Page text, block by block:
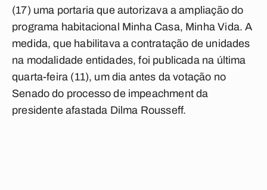
(17) uma portaria que autorizava a ampliação do
programa habitacional Minha Casa, Minha Vida. A
medida, que habilitava a contratação de unidades
na modalidade entidades, foi publicada na última
quarta-feira (11), um dia antes da votação no
Senado do processo de impeachment da
presidente afastada Dilma Rousseff.